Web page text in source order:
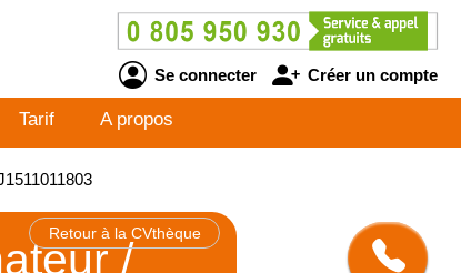
Se connecter Créer un compte
Tarif A propos
Retour à la CVthèque
/